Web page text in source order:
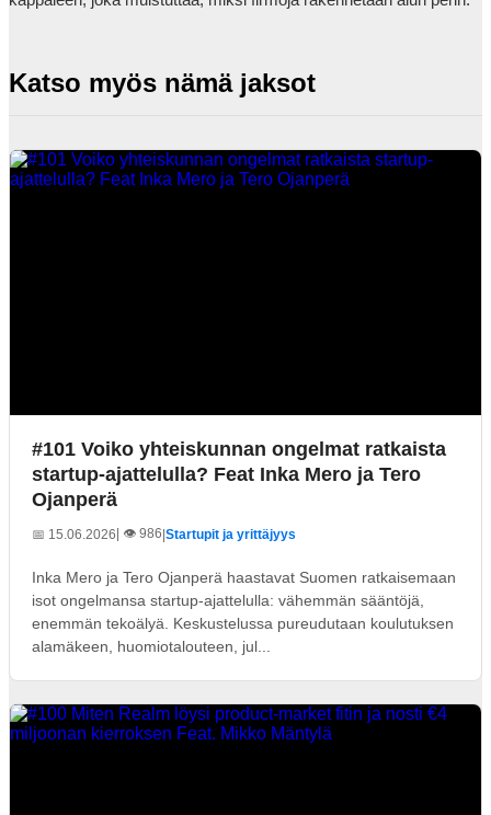
Katso myös nämä jaksot
#101 Voiko yhteiskunnan ongelmat ratkaista
startup-ajattelulla? Feat Inka Mero ja Tero
Ojanperä
📅 15.06.2026| 👁️ 986 Startupit ja yrittäjyys
Inka Mero ja Tero Ojanperä haastavat Suomen ratkaisemaan
isot ongelmansa startup-ajattelulla: vähemmän sääntöjä,
enemmän tekoälyä. Keskustelussa pureudutaan koulutuksen
alamäkeen, huomiotalouteen, jul...